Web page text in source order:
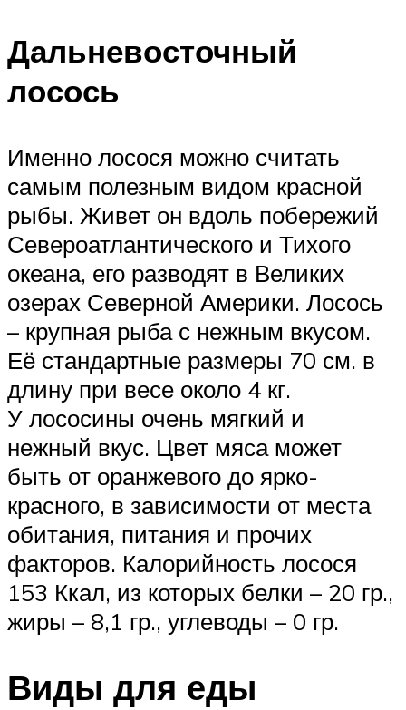
Дальневосточный
лосось
Именно лосося можно считать
самым полезным видом красной
рыбы. Живет он вдоль побережий
Североатлантического и Тихого
океана, его разводят в Великих
озерах Северной Америки. Лосось
– крупная рыба с нежным вкусом.
Её стандартные размеры 70 см. в
длину при весе около 4 кг.
У лососины очень мягкий и
нежный вкус. Цвет мяса может
быть от оранжевого до ярко-
красного, в зависимости от места
обитания, питания и прочих
факторов. Калорийность лосося
153 Ккал, из которых белки – 20 гр.,
жиры – 8,1 гр., углеводы – 0 гр.
Виды для еды